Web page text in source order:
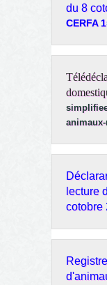
du 8
CERFA
lecture
cotobre